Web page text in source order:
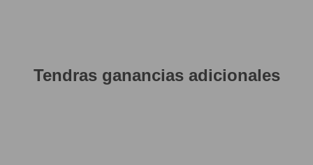
Tendras ganancias adicionales